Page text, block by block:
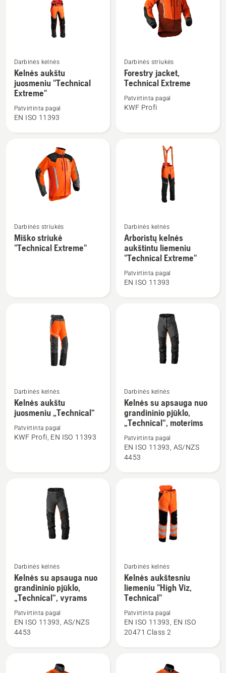
Žiūrėti
daugiau
detalių
apie
Kelnės
aukštu
Darbinės kelnės
Kelnės aukštu
juosmeniu "Technical
Extreme"
Patvirtinta pagal
EN ISO 11393
Žiūrėti
daugiau
detalių
apie
Forestry
Darbinės striukės
Forestry jacket,
Technical Extreme
Patvirtinta pagal
KWF Profi
Žiūrėti
daugiau
detalių
Darbinės striukės
Miško striukė
"Technical Extreme"
Žiūrėti
daugiau
detalių
apie
Arboristų
kelnės
Darbinės kelnės
Arboristų kelnės
aukštintu liemeniu
"Technical Extreme"
Patvirtinta pagal
EN ISO 11393
Žiūrėti
daugiau
detalių
apie
Kelnės
Darbinės kelnės
Kelnės aukštu
juosmeniu „Technical“
Patvirtinta pagal
KWF Profi, EN ISO 11393
Žiūrėti
daugiau
detalių
apie
Kelnės
„Technical“,
Darbinės kelnės
Kelnės su apsauga nuo
grandininio pjūklo,
„Technical“, moterims
Patvirtinta pagal
EN ISO 11393, AS/NZS
4453
Žiūrėti
daugiau
detalių
apie
Kelnės
Darbinės kelnės
Kelnės su apsauga nuo
grandininio pjūklo,
„Technical“, vyrams
Patvirtinta pagal
EN ISO 11393, AS/NZS
4453
Žiūrėti
daugiau
detalių
Kelnės
aukštesniu
Darbinės kelnės
Kelnės aukštesniu
liemeniu "High Viz,
Technical"
Patvirtinta pagal
EN ISO 11393, EN ISO
20471 Class 2